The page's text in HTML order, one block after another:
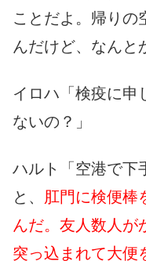
ことだよ。帰りの
んだけど、なんと
イロハ「検疫に申
ないの？」
ハルト「空港で下
と、 肛門に検便棒
んだ。友人数人が
突っ込まれて大便